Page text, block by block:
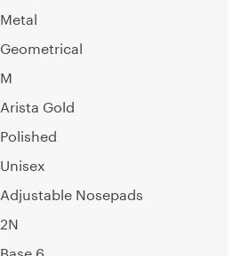
Metal
Geometrical
M
Arista Gold
Polished
Unisex
Adjustable Nosepads
2N
Base 6